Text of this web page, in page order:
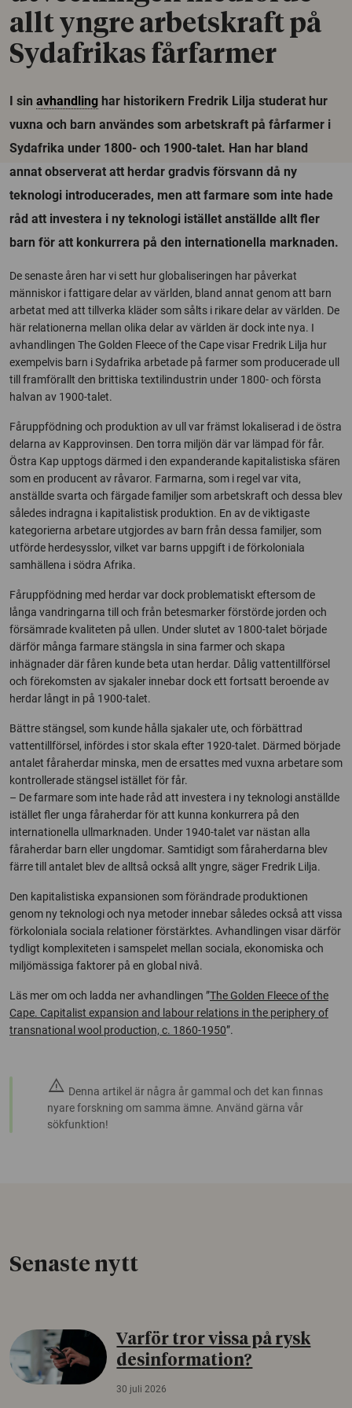
allt yngre arbetskraft på
Sydafrikas fårfarmer
I sin avhandling har historikern Fredrik Lilja studerat hur
vuxna och barn användes som arbetskraft på fårfarmer i
Sydafrika under 1800- och 1900-talet. Han har bland
annat observerat att herdar gradvis försvann då ny
teknologi introducerades, men att farmare som inte hade
råd att investera i ny teknologi istället anställde allt fler
barn för att konkurrera på den internationella marknaden.
De senaste åren har vi sett hur globaliseringen har påverkat
människor i fattigare delar av världen, bland annat genom att barn
arbetat med att tillverka kläder som sålts i rikare delar av världen. De
här relationerna mellan olika delar av världen är dock inte nya. I
avhandlingen The Golden Fleece of the Cape visar Fredrik Lilja hur
exempelvis barn i Sydafrika arbetade på farmer som producerade ull
till framförallt den brittiska textilindustrin under 1800- och första
halvan av 1900-talet.
Fåruppfödning och produktion av ull var främst lokaliserad i de östra
delarna av Kapprovinsen. Den torra miljön där var lämpad för får.
Östra Kap upptogs därmed i den expanderande kapitalistiska sfären
som en producent av råvaror. Farmarna, som i regel var vita,
anställde svarta och färgade familjer som arbetskraft och dessa blev
således indragna i kapitalistisk produktion. En av de viktigaste
kategorierna arbetare utgjordes av barn från dessa familjer, som
utförde herdesysslor, vilket var barns uppgift i de förkoloniala
samhällena i södra Afrika.
Fåruppfödning med herdar var dock problematiskt eftersom de
långa vandringarna till och från betesmarker förstörde jorden och
försämrade kvaliteten på ullen. Under slutet av 1800-talet började
därför många farmare stängsla in sina farmer och skapa
inhägnader där fåren kunde beta utan herdar. Dålig vattentillförsel
och förekomsten av sjakaler innebar dock ett fortsatt beroende av
herdar långt in på 1900-talet.
Bättre stängsel, som kunde hålla sjakaler ute, och förbättrad
vattentillförsel, infördes i stor skala efter 1920-talet. Därmed började
antalet fåraherdar minska, men de ersattes med vuxna arbetare som
kontrollerade stängsel istället för får.
– De farmare som inte hade råd att investera i ny teknologi anställde
istället fler unga fåraherdar för att kunna konkurrera på den
internationella ullmarknaden. Under 1940-talet var nästan alla
fåraherdar barn eller ungdomar. Samtidigt som fåraherdarna blev
färre till antalet blev de alltså också allt yngre, säger Fredrik Lilja.
Den kapitalistiska expansionen som förändrade produktionen
genom ny teknologi och nya metoder innebar således också att vissa
förkoloniala sociala relationer förstärktes. Avhandlingen visar därför
tydligt komplexiteten i samspelet mellan sociala, ekonomiska och
miljömässiga faktorer på en global nivå.
Läs mer om och ladda ner avhandlingen ”The Golden Fleece of the
Cape. Capitalist expansion and labour relations in the periphery of
transnational wool production, c. 1860-1950”.
warning Denna artikel är några år gammal och det kan finnas
nyare forskning om samma ämne. Använd gärna vår
sökfunktion!
Senaste nytt
Varför tror vissa på rysk
desinformation?
30 juli 2026